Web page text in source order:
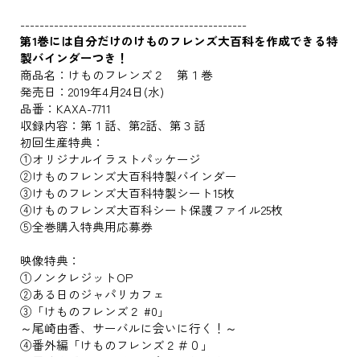
-----------------------------------------------
第1巻には自分だけのけものフレンズ大百科を作成できる特
製バインダーつき！
商品名：けものフレンズ２ 第１巻
発売日：2019年4月24日(水)
品番：KAXA-7711
収録内容：第１話、第2話、第３話
初回生産特典：
①オリジナルイラストパッケージ
②けものフレンズ大百科特製バインダー
③けものフレンズ大百科特製シート15枚
④けものフレンズ大百科シート保護ファイル25枚
⑤全巻購入特典用応募券
映像特典：
①ノンクレジットOP
②ある日のジャパリカフェ
③「けものフレンズ２ #0」
～尾崎由香、サーバルに会いに行く！～
④番外編「けものフレンズ２＃０」